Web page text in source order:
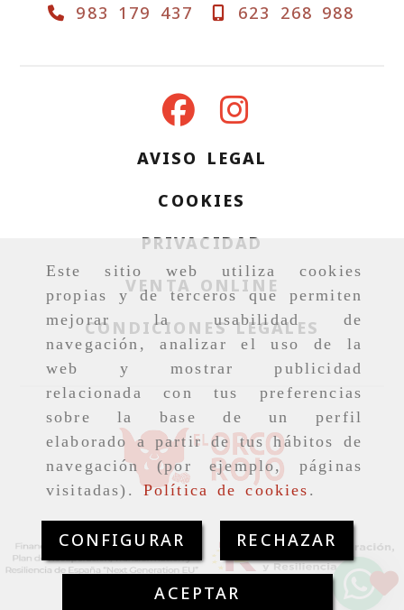
Este sitio web utiliza cookies
propias y de terceros que permiten
mejorar la usabilidad de
navegación, analizar el uso de la
web y mostrar publicidad
relacionada con tus preferencias
sobre la base de un perfil
elaborado a partir de tus hábitos de
navegación (por ejemplo, páginas
visitadas).Política de cookies .
CONFIGURAR RECHAZAR
ACEPTAR
983 179 437
623 268 988
AVISO LEGAL
COOKIES
PRIVACIDAD
VENTA ONLINE
CONDICIONES LEGALES